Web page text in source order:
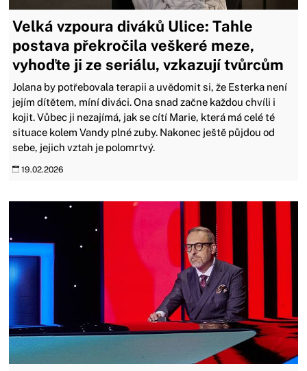
Velká vzpoura diváků Ulice: Tahle
postava překročila veškeré meze,
vyhoďte ji ze seriálu, vzkazují tvůrcům
Jolana by potřebovala terapii a uvědomit si, že Esterka není
jejím dítětem, míní diváci. Ona snad začne každou chvíli i
kojit. Vůbec ji nezajímá, jak se cítí Marie, která má celé té
situace kolem Vandy plné zuby. Nakonec ještě půjdou od
sebe, jejich vztah je polomrtvý.
19.02.2026